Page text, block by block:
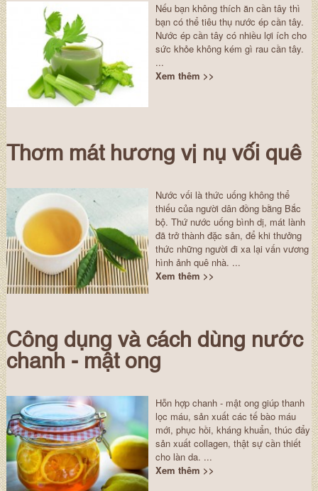
Nếu bạn không thích ăn cần tây thì
bạn có thể tiêu thụ nước ép cần tây.
Nước ép cần tây có nhiều lợi ích cho
sức khỏe không kém gì rau cần tây.
...
Xem thêm >>
Thơm mát hương vị nụ vối quê
Nước vối là thức uống không thể
thiếu của người dân đồng bằng Bắc
bộ. Thứ nước uống bình dị, mát lành
đã trở thành đặc sản, để khi thưởng
thức những người đi xa lại vấn vương
hình ảnh quê nhà. ...
Xem thêm >>
Công dụng và cách dùng nước
chanh - mật ong
Hỗn hợp chanh - mật ong giúp thanh
lọc máu, sản xuất các tế bào máu
mới, phục hồi, kháng khuẩn, thúc đẩy
sản xuất collagen, thật sự cần thiết
cho làn da. ...
Xem thêm >>